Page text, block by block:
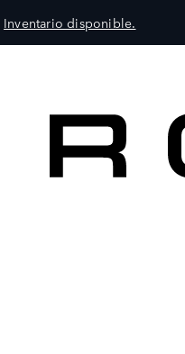
Inventario disponible.